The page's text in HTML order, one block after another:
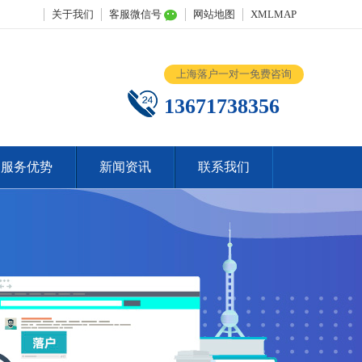
关于我们 客服微信号 网站地图 XMLMAP
上海落户一对一免费咨询
13671738356
服务优势 新闻资讯 联系我们